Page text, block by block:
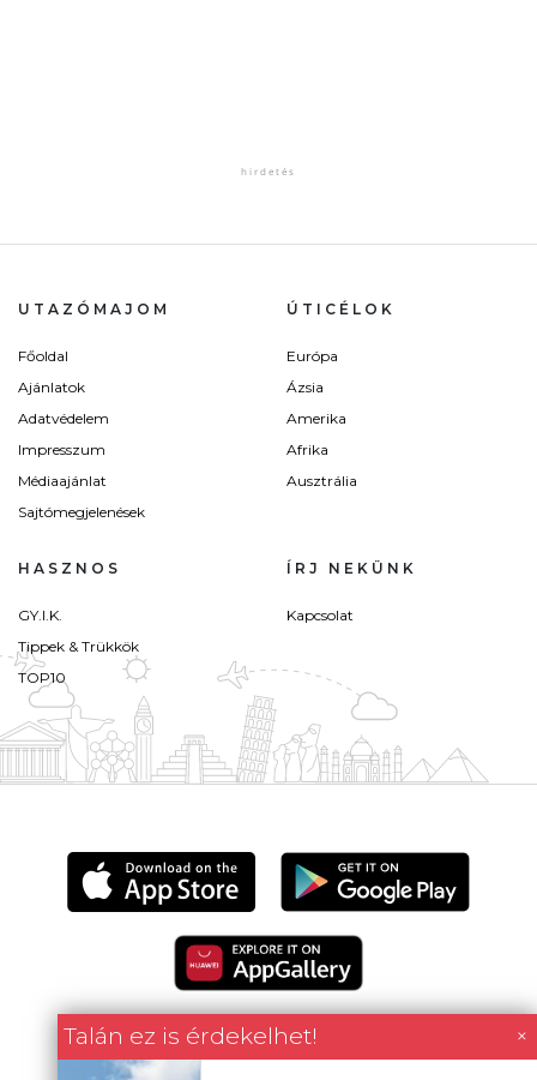
Talán ez is érdekelhet! ×
UTAZÓMAJOM
Főoldal
Ajánlatok
Adatvédelem
Impresszum
Médiaajánlat
Sajtómegjelenések
ÚTICÉLOK
Európa
Ázsia
Amerika
Afrika
Ausztrália
HASZNOS
GY.I.K.
Tippek & Trükkök
TOP10
ÍRJ NEKÜNK
Kapcsolat